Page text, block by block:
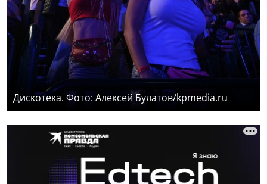
Дискотека. Фото: Алексей Булатов/kpmedia.ru